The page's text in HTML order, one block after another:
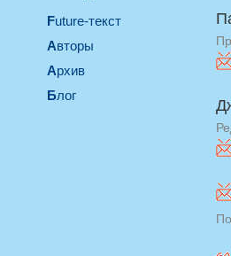
Future-текст
Авторы
Архив
Блог